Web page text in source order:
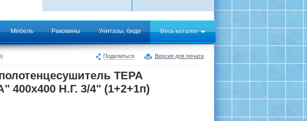
Мебель Раковины Унитазы, биде Весь каталог
Поделиться Версия для печати
ТЕРА
400х400 Н.Г. 3/4" (1+2+1п)